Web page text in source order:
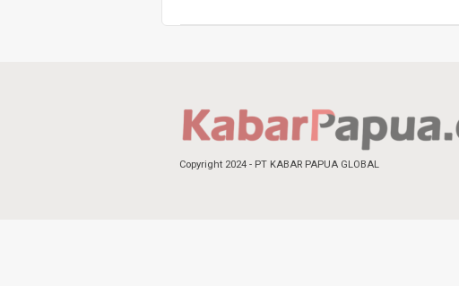
Copyright 2024 - PT KABAR PAPUA GLOBAL